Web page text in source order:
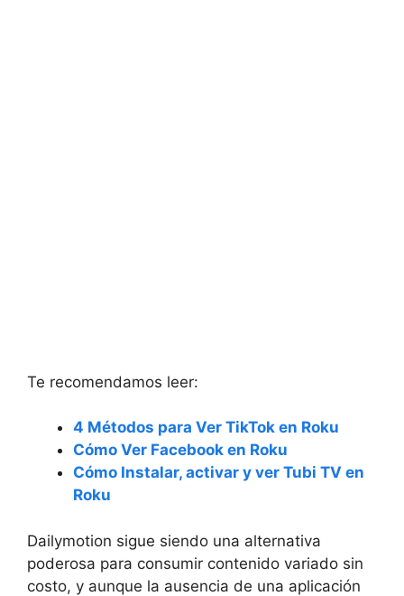
Te recomendamos leer:
4 Métodos para Ver TikTok en Roku
Cómo Ver Facebook en Roku
Cómo Instalar, activar y ver Tubi TV en
Roku
Dailymotion sigue siendo una alternativa
poderosa para consumir contenido variado sin
costo, y aunque la ausencia de una aplicación